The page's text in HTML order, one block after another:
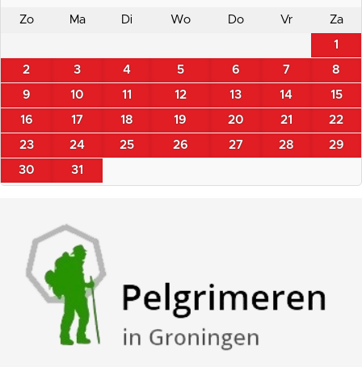
Zo Ma Di Wo Do Vr Za
1
2 3 4 5 6 7 8
9 10 11 12 13 14 15
16 17 18 19 20 21 22
23 24 25 26 27 28 29
30 31